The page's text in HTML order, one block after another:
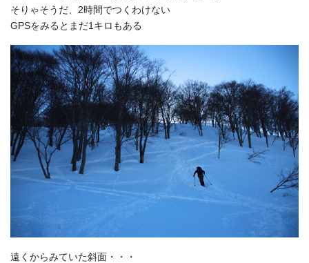
そりゃそうだ、2時間でつくわけない
GPSをみるとまだ1キロもある
遠くからみていた斜面・・・